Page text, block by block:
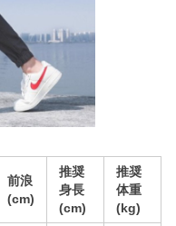
前浪
(cm)
推奨
身長
(cm)
推奨
体重
(kg)